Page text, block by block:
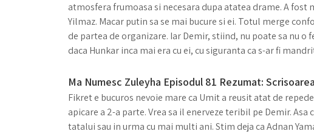
atmosfera frumoasa si necesara dupa atatea drame. A
Yilmaz. Macar putin sa se mai bucure si ei. Totul merge
de partea de organizare. Iar Demir, stiind, nu poate sa nu o
daca Hunkar inca mai era cu ei, cu siguranta ca s-ar fi
Ma Numesc Zuleyha Episodul 81 Rezumat:
Fikret e bucuros nevoie mare ca Umit a reusit atat de
apicare a 2-a parte. Vrea sa il enerveze teribil pe Demir.
tatalui sau in urma cu mai multi ani. Stim deja ca Adnan